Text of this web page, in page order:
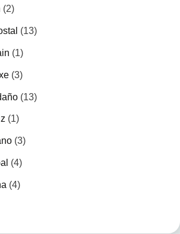
(2)
(13)
(1)
(3)
(13)
(1)
(3)
(4)
(4)